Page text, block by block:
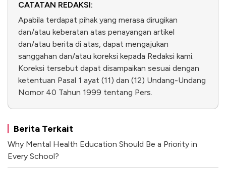
CATATAN REDAKSI:
Apabila terdapat pihak yang merasa dirugikan
dan/atau keberatan atas penayangan artikel
dan/atau berita di atas, dapat mengajukan
sanggahan dan/atau koreksi kepada Redaksi kami.
Koreksi tersebut dapat disampaikan sesuai dengan
ketentuan Pasal 1 ayat (11) dan (12) Undang-Undang
Nomor 40 Tahun 1999 tentang Pers.
Berita Terkait
Why Mental Health Education Should Be a Priority in
Every School?